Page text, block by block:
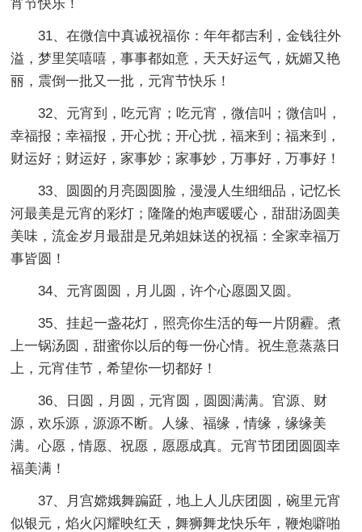
宵节快乐！
31、在微信中真诚祝福你：年年都吉利，金钱往外
溢，梦里笑嘻嘻，事事都如意，天天好运气，妩媚又艳
丽，震倒一批又一批，元宵节快乐！
32、元宵到，吃元宵；吃元宵，微信叫；微信叫，
幸福报；幸福报，开心扰；开心扰，福来到；福来到，
财运好；财运好，家事妙；家事妙，万事好，万事好！
33、圆圆的月亮圆圆脸，漫漫人生细细品，记忆长
河最美是元宵的彩灯；隆隆的炮声暖暖心，甜甜汤圆美
美味，流金岁月最甜是兄弟姐妹送的祝福：全家幸福万
事皆圆！
34、元宵圆圆，月儿圆，许个心愿圆又圆。
35、挂起一盏花灯，照亮你生活的每一片阴霾。煮
上一锅汤圆，甜蜜你以后的每一份心情。祝生意蒸蒸日
上，元宵佳节，希望你一切都好！
36、日圆，月圆，元宵圆，圆圆满满。官源、财
源，欢乐源，源源不断。人缘、福缘，情缘，缘缘美
满。心愿，情愿、祝愿，愿愿成真。元宵节团团圆圆幸
福美满！
37、月宫嫦娥舞蹁跹，地上人儿庆团圆，碗里元宵
似银元，焰火闪耀映红天，舞狮舞龙快乐年，鞭炮噼啪